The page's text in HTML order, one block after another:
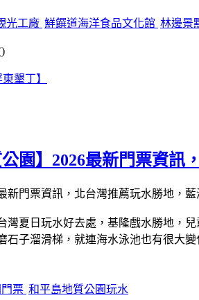
光工廠 鮮饌道海洋食品文化館 林邊景
)
墾丁】
園】2026最新門票資訊
北台灣‏夏日玩水好去處， 基隆戲水勝地，兒
子溜滑梯，就連海水泳池也有很大
票 和平島地質公園玩水